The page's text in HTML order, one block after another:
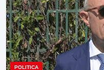
POLITICA